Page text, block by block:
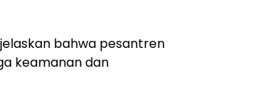
bahwa pesantren
keamanan dan